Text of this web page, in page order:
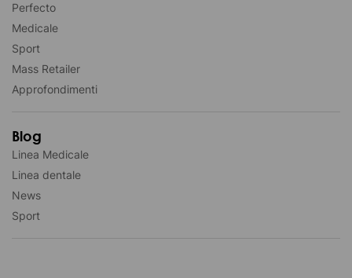
Perfecto
Medicale
Sport
Mass Retailer
Approfondimenti
Blog
Linea Medicale
Linea dentale
News
Sport